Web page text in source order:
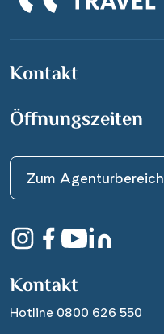
Kontakt
Öffnungszeiten
Zum Agenturbereich
Kontakt
Hotline 0800 626 550